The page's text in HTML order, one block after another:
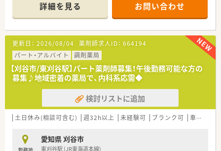
【店舗情報と応需状況について】
■刈谷市駅から徒歩で5分という好立地にあり、マイカー通勤を
ご希望の方には専用の駐車場も完備されております。
■応需科目は耳鼻科メインとなっており、1日あたりおよそ80枚
の処方箋を受け付けている地域密着型の店舗です。
■常時4名体制で勤務しており、常勤3名とパート3名の薬剤師の
ほかに医療事務スタッフも在籍している環境です。
【法人特徴について】
■愛知県を中心として地域に根ざした調剤薬局を4店舗展開して
おり、安定した経営基盤を確立している法人でございます。
■地域支援体制加算をはじめとした各算定要件をしっかりとク
リアしており、質の高い医療サービスを提供し続けております。
マン型の出店形態をとり、地域医療の拠点として機能していま
す。
詳細を見る お問い合わせ
更新日： 2026/08/04 薬剤師求人ID： 664194
パート・アルバイト
調剤薬局
【刈谷市/東刈谷駅】パート薬剤師募集！午後勤務可能な方の
募集♪地域密着の薬局で、内科系応需◆
検討リストに追加
土日休み(相談可含む) 週32h以上 未経験可 ブランク可 車通勤可
愛知県 刈谷市
東刈谷駅 (JR東海道本線)